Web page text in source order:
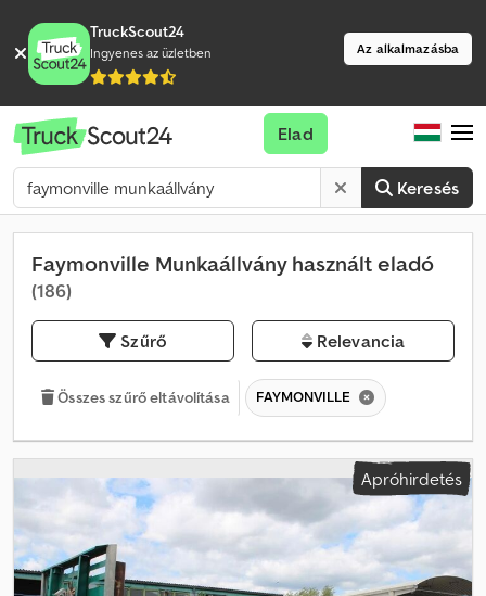
TruckScout24
Ingyenes az üzletben Az alkalmazásba
Keresés
Elad
Faymonville Munkaállvány használt eladó
(186)
Szűrő Relevancia
Összes szűrő eltávolítása FAYMONVILLE
Apróhirdetés